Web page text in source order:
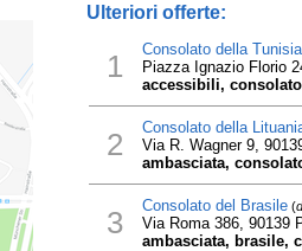
Ulteriori offerte:
1 Consolato della Tunisia
Piazza Ignazio Florio
accessibili,
2 Consolato della
Via R. Wagner 9,
ambasciata,
3 Consolato del Brasile(
Via Roma 386, 90139
ambasciata, brasile,